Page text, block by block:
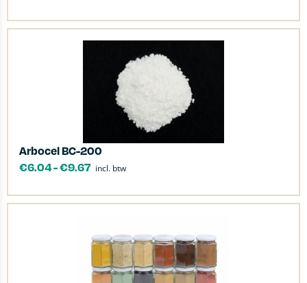
Arbocel BC-200
€6.04-€9.67 incl. btw